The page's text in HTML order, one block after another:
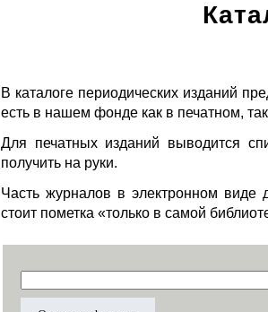
В каталоге периодических изданий
есть в нашем фонде как в печатном,
Для печатных изданий выводится
получить на руки.
Часть журналов в электронном виде
стоит пометка «только в самой